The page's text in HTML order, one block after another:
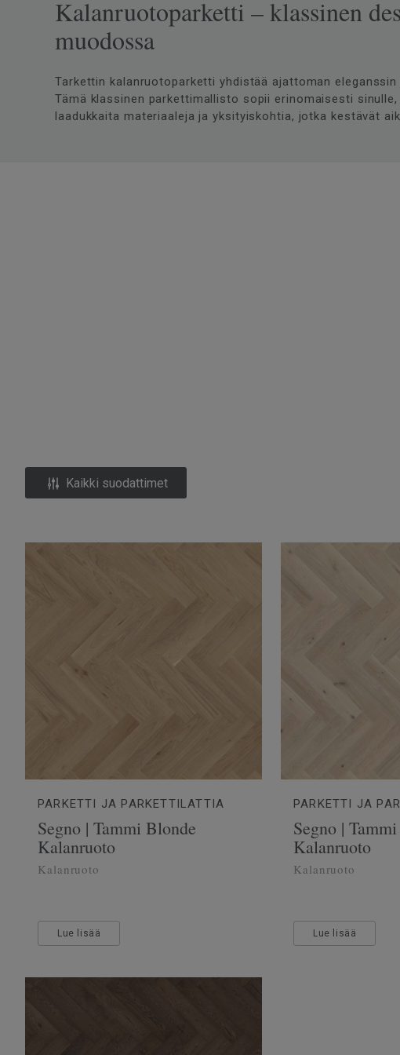
Kalanruotoparketti – klassinen
muodossa
Tarkettin kalanruotoparketti yhdistää ajattoman
Tämä klassinen parkettimallisto sopii erinomaisesti
laadukkaita materiaaleja ja yksityiskohtia, jotka kestävät
Kaikki suodattimet
PARKETTI JA PARKETTILATTIA
Segno | Tammi Blonde
Kalanruoto
Kalanruoto
Lue lisää
PARKETTI JA
Segno |
Kalanruoto
Kalanruoto
Lue lisää